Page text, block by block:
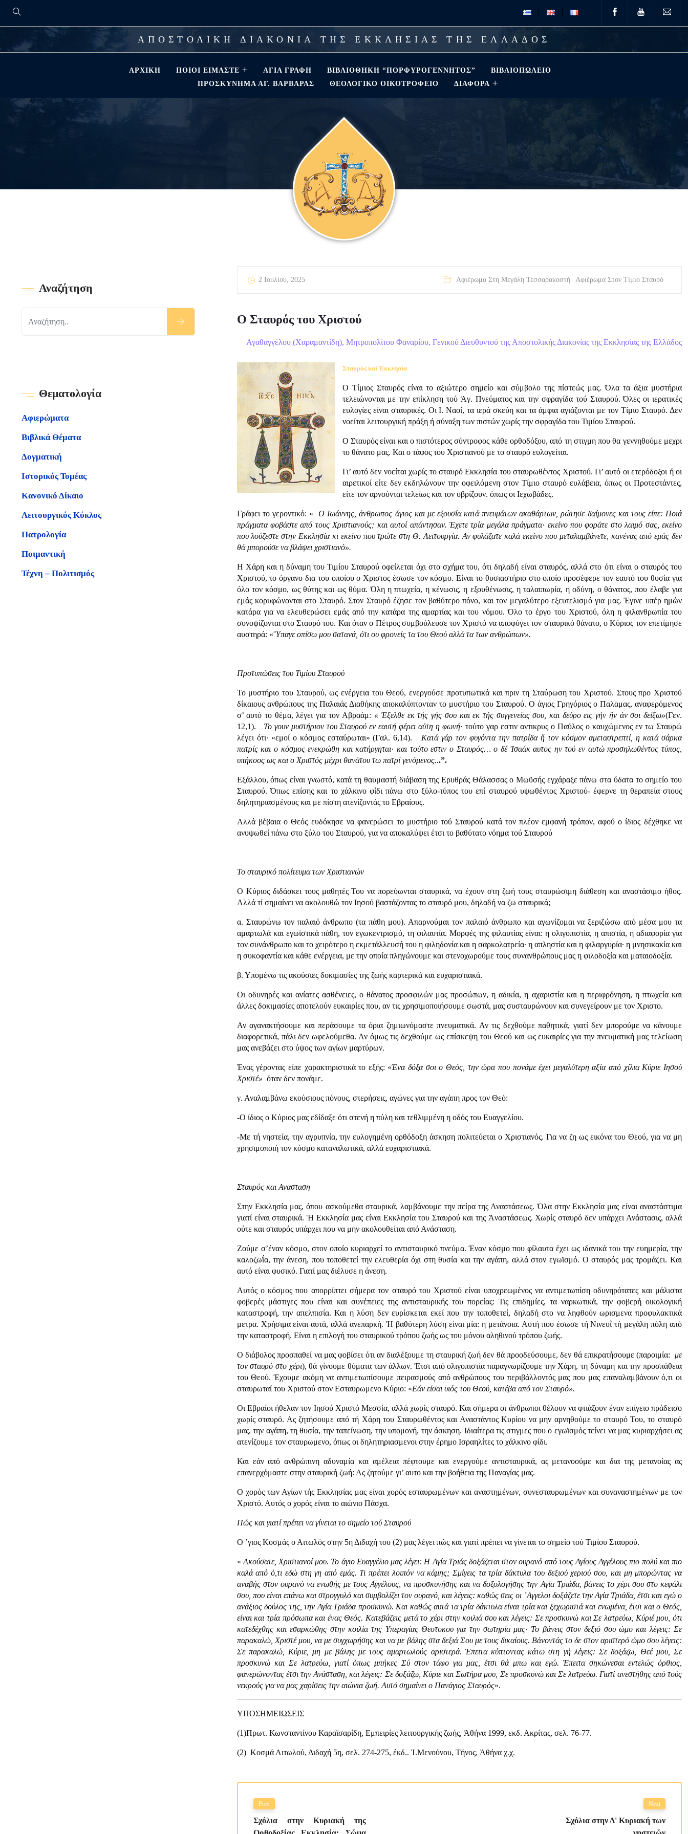
ΑΠΟΣΤΟΛΙΚΗ ΔΙΑΚΟΝΙΑ ΤΗΣ ΕΚΚΛΗΣΙΑΣ ΤΗΣ ΕΛΛΑΔΟΣ
ΑΡΧΙΚΉ ΠΟΙΟΊ ΕΊΜΑΣΤΕ ΑΓΊΑ ΓΡΑΦΉ ΒΙΒΛΙΟΘΗΚΗ “ΠΟΡΦΥΡΟΓΕΝΝΗΤΟΣ”
ΒΙΒΛΙΟΠΩΛΕΊΟ
ΠΡΟΣΚΎΝΗΜΑ ΑΓ. ΒΑΡΒΆΡΑΣ
ΘΕΟΛΟΓΙΚΌ ΟΙΚΟΤΡΟΦΕΊΟ ΔΙΑΦΟΡΑ
2 Ιουλίου, 2025 Αφιέρωμα Στη Μεγάλη Τεσσαρακοστή Αφιέρωμα Στον Τίμιο Σταυρό
Ο Σταυρός του Χριστού
Αγαθαγγέλου (Χαραμαντίδη), Μητροπολίτου Φαναρίου, Γενικού Διευθυντού της Αποστολικής Διακονίας της Εκκλησίας της Ελλάδος
Σταυρός καί Ἐκκλησία
Ο Τίμιος Σταυρός είναι το αξιώτερο σημείο και σύμβολο της πίστεώς μας. Όλα τα άξια μυστήρια
τελειώνονται με την επίκληση τού Ἀγ. Πνεύματος και την σφραγίδα τού Σταυρού. Όλες οι ιερατικές
ευλογίες είναι σταυρικές. Οι Ι. Ναοί, τα ιερά σκεύη και τα άμφια αγιάζονται με τον Τίμιο Σταυρό. Δεν
νοείται λειτουργική πράξη ή σύναξη των πιστών χωρίς την σφραγίδα του Τιμίου Σταυρού.
Ο Σταυρός είναι και ο πιστότερος σύντροφος κάθε ορθοδόξου, από τη στιγμη που θα γεννηθούμε μεχρι
το θάνατο μας. Και ο τάφος του Χριστιανού με το σταυρό ευλογείται.
Γι’ αυτό δεν νοείται χωρίς το σταυρό Εκκλησία του σταυρωθέντος Χριστού. Γι’ αυτό οι ετερόδοξοι ή οι
αιρετικοί είτε δεν εκδηλώνουν την οφειλόμενη στον Τίμιο σταυρό ευλάβεια, όπως οι Προτεστάντες,
είτε τον αρνούνται τελείως και τον υβρίζουν. όπως οι Ιεχωβάδες.
Γράφει το γεροντικό: «Ο Ιωάννης, άνθρωπος άγιος και με εξουσία κατά πνευμάτων ακαθάρτων, ρώτησε δαίμονες και τους είπε: Ποιά
πράγματα φοβάστε από τους Χριστιανούς; και αυτοί απάντησαν. Έχετε τρία μεγάλα πράγματα· εκείνο που φοράτε στο λαιμό σας, εκείνο
που λούζεστε στην Εκκλησία κι εκείνο που τρώτε στη Θ. Λειτουργία. Αν φυλάξατε καλά εκείνο που μεταλαμβάνετε, κανένας από εμάς δεν
θά μπορούσε να βλάψει χριστιανό».
Η Χάρη και η δύναμη του Τιμίου Σταυρού οφείλεται όχι στο σχήμα του, ότι δηλαδή είναι σταυρός, αλλά στο ότι είναι ο σταυρός του
Χριστού, το όργανο δια του οποίου ο Χριστος έσωσε τον κόσμο. Είναι το θυσιαστήριο στο οποίο προσέφερε τον εαυτό του θυσία για
όλο τον κόσμο, ως θύτης και ως θύμα. Όλη η πτωχεία, η κένωσις, η εξουθένωσις, η ταλαιπωρία, η οδύνη, ο θάνατος, που έλαβε για
εμάς κορυφώνονται στο Σταυρό. Στον Σταυρό έζησε τον βαθύτερο πόνο, και τον μεγαλύτερο εξευτελισμό για μας. Έγινε υπέρ ημών
κατάρα για να ελευθερώσει εμάς από την κατάρα της αμαρτίας και του νόμου. Όλο το έργο του Χριστού, όλη η φιλανθρωπία του
συνοψίζονται στο Σταυρό του. Και όταν ο Πέτρος συμβούλευσε τον Χριστό να αποφύγει τον σταυρικό θάνατο, ο Κύριος τον επετίμησε
αυστηρά: «Ὕπαγε οπίσω μου σατανά, ότι ου φρονείς τα του Θεού αλλά τα των ανθρώπων».
Προτυπώσεις του Τιμίου Σταυρού
Το μυστήριο του Σταυρού, ως ενέργεια του Θεού, ενεργούσε προτυπωτικά και πριν τη Σταύρωση του Χριστού. Στους προ Χριστού
δίκαιους ανθρώπους της Παλαιάς Διαθήκης αποκαλύπτονταν το μυστήριο του Σταυρού. Ο άγιος Γρηγόριος ο Παλαμας, αναφερόμενος
σ’ αυτό το θέμα, λέγει για τον Αβραάμ: « Έξελθε εκ τής γής σου και εκ τής συγγενείας σου, και δεύρο εις γήν ἥν άν σοι δείξω»(Γεν.
12,1).
Το γουν μυστήριον του Σταυρού εν εαυτή φέρει αύτη η φωνή· τούτο γαρ εστιν αντικρυς ο Παύλος ο καυχώμενος εν τω Σταυρώ
λέγει ότι· «εμοί ο κόσμος εσταύρωται» (Γαλ. 6,14).
Κατά γάρ τον φυγόντα την πατρίδα ἤ τον κόσμον αμεταστρεπτί, η κατά σάρκα
πατρίς και ο κόσμος ενεκρώθη και κατήργηται· και τούτο εστιν ο Σταυρός… ο δέ Ἰσαάκ αυτος ην τού εν αυτώ προσηλωθέντος τύπος,
υπήκοος ως και ο Χριστός μέχρι θανάτου τω πατρί γενόμενος...”.
Εξάλλου, όπως είναι γνωστό, κατά τη θαυμαστή διάβαση της Ερυθράς Θάλασσας ο Μωϋσής εγχάραξε πάνω στα ύδατα το σημείο του
Σταυρού. Όπως επίσης και το χάλκινο φίδι πάνω στο ξύλο-τύπος του επί σταυρού υψωθέντος Χριστού- έφερνε τη θεραπεία στους
δηλητηριασμένους και με πίστη ατενίζοντάς το Εβραίους.
Αλλά βέβαια ο Θεός ευδόκησε να φανερώσει το μυστήριο τού Σταυρού κατά τον πλέον εμφανή τρόπον, αφού ο ίδιος δέχθηκε να
ανυψωθεί πάνω στο ξύλο του Σταυρού, για να αποκαλύψει έτσι το βαθύτατο νόημα τού Σταυρού
Το σταυρικό πολίτευμα των Χριστιανών
Ο Κύριος διδάσκει τους μαθητές Του να πορεύωνται σταυρικά, να έχουν στη ζωή τους σταυρώσιμη διάθεση και αναστάσιμο ήθος.
Αλλά τί σημαίνει να ακολουθώ τον Ιησού βαστάζοντας το σταυρό μου, δηλαδή να ζω σταυρικά;
α. Σταυρώνω τον παλαιό άνθρωπο (τα πάθη μου). Απαρνούμαι τον παλαιό άνθρωπο και αγωνίζομαι να ξεριζώσω από μέσα μου τα
αμαρτωλά και εγωϊστικά πάθη, τον εγωκεντρισμό, τη φιλαυτία. Μορφές της φιλαυτίας είναι: η ολιγοπιστία, η απιστία, η αδιαφορία για
τον συνάνθρωπο και το χειρότερο η εκμετάλλευσή του η φιληδονία και η σαρκολατρεία· η απληστία και η φιλαργυρία· η μνησικακία και
η συκοφαντία και κάθε ενέργεια, με την οποία πληγώνουμε και στενοχωρούμε τους συνανθρώπους μας η φιλοδοξία και ματαιοδοξία.
β. Υπομένω τις ακούσιες δοκιμασίες της ζωής καρτερικά και ευχαριστιακά.
Οι οδυνηρές και ανίατες ασθένειες, ο θάνατος προσφιλών μας προσώπων, η αδικία, η αχαριστία και η περιφρόνηση, η πτωχεία και
άλλες δοκιμασίες αποτελούν ευκαιρίες που, αν τις χρησιμοποιήσουμε σωστά, μας συσταυρώνουν και συνεγείρουν με τον Χριστο.
Αν αγανακτήσουμε και περάσουμε τα όρια ζημιωνόμαστε πνευματικά. Αν τις δεχθούμε παθητικά, γιατί δεν μπορούμε να κάνουμε
διαφορετικά, πάλι δεν ωφελούμεθα. Αν όμως τις δεχθούμε ως επίσκεψη του Θεού και ως ευκαιρίες για την πνευματική μας τελείωση
μας ανεβάζει στο ύψος των αγίων μαρτύρων.
Ένας γέροντας είπε χαρακτηριστικά το εξής: «Ένα δόξα σοι ο Θεός, την ώρα που πονάμε έχει μεγαλύτερη αξία από χίλια Κύριε Ιησού
Χριστέ» όταν δεν πονάμε.
γ. Αναλαμβάνω εκούσιους πόνους, στερήσεις, αγώνες για την αγάπη προς τον Θεό:
-Ο ίδιος ο Κύριος μας εδίδαξε ότι στενή η πύλη και τεθλιμμένη η οδός του Ευαγγελίου.
-Με τή νηστεία, την αγρυπνία, την ευλογημένη ορθόδοξη άσκηση πολιτεύεται ο Χριστιανός. Για να ζη ως εικόνα του Θεού, για να μη
χρησιμοποιή τον κόσμο καταναλωτικά, αλλά ευχαριστιακά.
Σταυρός και Ανασταση
Στην Εκκλησία μας, όπου ασκούμεθα σταυρικά, λαμβάνουμε την πείρα της Αναστάσεως. Όλα στην Εκκλησία μας είναι αναστάστιμα
γιατί είναι σταυρικά. Ἡ Εκκλησία μας είναι Εκκλησία του Σταυρού και της Ἀναστάσεως. Χωρίς σταυρό δεν υπάρχει Ανάστασις, αλλά
ούτε και σταυρός υπάρχει που να μην ακολουθείται από Ανάσταση.
Ζούμε σ’έναν κόσμο, στον οποίο κυριαρχεί το αντισταυρικό πνεύμα. Έναν κόσμο που φίλαυτα έχει ως ιδανικά του την ευημερία, την
καλοζωΐα, την άνεση, που τοποθετεί την ελευθερία όχι στη θυσία και την αγάπη, αλλά στον εγωϊσμό. Ο σταυρός μας τρομάζει. Και
αυτό είναι φυσικό. Γιατί μας διέλυσε η άνεση.
Αυτός ο κόσμος που απορρίπτει σήμερα τον σταυρό του Χριστού είναι υποχρεωμένος να αντιμετωπίση οδυνηρότατες και μάλιστα
φοβερές μάστιγες που είναι και συνέπειες της αντισταυρικής του πορείας: Τις επιδημίες, τα ναρκωτικά, την φοβερή οικολογική
καταστροφή, την απελπισία. Και η λύση δεν ευρίσκεται εκεί που την τοποθετεί, δηλαδή στο να ληφθούν ωρισμενα προφυλακτικά
μετρα. Χρήσιμα είναι αυτά, αλλά ανεπαρκή. Ἡ βαθύτερη λύση είναι μία: η μετάνοια. Αυτή που έσωσε τή Νινευΐ τή μεγάλη πόλη από
την καταστροφή. Είναι η επιλογή του σταυρικού τρόπου ζωής ως του μόνου αληθινού τρόπου ζωής.
Ο διάβολος προσπαθεί να μας φοβίσει ότι αν διαλέξουμε τη σταυρική ζωή δεν θά προοδεύσουμε, δεν θά επικρατήσουμε (παροιμία: με
τον σταυρό στο χέρι), θά γίνουμε θύματα των άλλων. Έτσι από ολιγοπιστία παραγνωρίζουμε την Χάρη, τη δύναμη και την προσπάθεια
του Θεού. Έχουμε ακόμη να αντιμετωπίσουμε πειρασμούς από ανθρώπους του περιβάλλοντός μας που μας επαναλαμβάνουν ό,τι οι
σταυρωταί του Χριστού στον Εσταυρωμενο Κύριο: «Εάν είσαι υιός του Θεού, κατέβα από τον Σταυρό».
Οι Εβραίοι ήθελαν τον Ιησού Χριστό Μεσσία, αλλά χωρίς σταυρό. Και σήμερα οι άνθρωποι θέλουν να φτιάξουν έναν επίγειο πράδεισο
χωρίς σταυρό. Ας ζητήσουμε από τή Χάρη του Σταυρωθέντος και Αναστάντος Κυρίου να μην αρνηθούμε το σταυρό Του, το σταυρό
μας, την αγάπη, τη θυσία, την ταπείνωση, την υπομονή, την άσκηση. Ιδιαίτερα τις στιγμες που ο εγωϊσμός τείνει να μας κυριαρχήσει ας
ατενίζουμε τον σταυρωμενο, όπως οι δηλητηριασμενοι στην έρημο Ισραηλίτες το χάλκινο φίδι.
Και εάν από ανθρώπινη αδυναμία και αμέλεια πέφτουμε και ενεργούμε αντισταυρικά, ας μετανοούμε και δια της μετανοίας ας
επανερχόμαστε στην σταυρική ζωή: Ας ζητούμε γι’ αυτο και την βοήθεια της Παναγίας μας.
Ο χορός των Αγίων τής Εκκλησίας μας είναι χορός εσταυρωμένων και αναστημένων, συνεσταυρωμένων και συναναστημένων με τον
Χριστό. Αυτός ο χορός είναι το αιώνιο Πάσχα.
Πώς και γιατί πρέπει να γίνεται το σημείο τού Σταυρού
Ο ’γιος Κοσμάς ο Αιτωλός στην 5η Διδαχή του (2) μας λέγει πώς και γιατί πρέπει να γίνεται το σημείο τού Τιμίου Σταυρού.
« Ακούσατε, Χριστιανοί μου. Το άγιο Ευαγγέλιο μας λέγει: Η Αγία Τριάς δοξάζεται στον ουρανό από τους Αγίους Αγγέλους πιο πολύ και πιο
καλά από ό,τι εδώ στη γη από εμάς. Τι πρέπει λοιπόν να κάμης; Σμίγεις τα τρία δάκτυλα του δεξιού χεριού σου, και μη μπορώντας να
αναβής στον ουρανό να ενωθής με τους Αγγέλους, να προσκυνήσης και να δοξολογήσης την Αγία Τριάδα, βάνεις το χέρι σου στο κεφάλι
σου, που είναι επάνω και στρογγυλό και συμβολίζει τον ουρανό, και λέγεις: καθώς σεις οι ΄Αγγελοι δοξάζετε την Αγία Τριάδα, έτσι και εγώ ο
ανάξιος δούλος της, την Αγία Τριάδα προσκυνώ. Και καθώς αυτά τα τρία δάκτυλα είναι τρία και ξεχωριστά και ενωμένα, έτσι και ο Θεός,
είναι και τρία πρόσωπα και ένας Θεός. Κατεβάζεις μετά το χέρι στην κοιλιά σου και λέγεις: Σε προσκυνώ και Σε λατρεύω, Κύριέ μου, ότι
κατεδέχθης και εσαρκώθης στην κοιλία της Υπεραγίας Θεοτοκου για την σωτηρία μας· Το βάνεις στον δεξιό σου ώμο και λέγεις: Σε
παρακαλώ, Χριστέ μου, να με συγχωρήσης και να με βάλης στα δεξιά Σου με τους δικαίους. Βάνοντάς το δε στον αριστερό ώμο σου λέγεις:
Σε παρακαλώ, Κύριε, μη με βάλης με τους αμαρτωλούς αριστερά. Έπειτα κύπτοντας κάτω στη γή λέγεις: Σε δοξάζω, Θεέ μου, Σε
προσκυνώ και Σε λατρεύω, γιατί όπως μπήκες Σύ στον τάφο για μας, έτσι θά μπω και εγώ. Έπειτα σηκώνεσαι εντελώς όρθιος,
φανερώνοντας έτσι την Ανάσταση, και λέγεις: Σε δοξάζω, Κύριε και Σωτήρα μου, Σε προσκυνώ και Σε λατρεύω. Γιατί ανεστήθης από τούς
νεκρούς για να μας χαρίσεις την αιώνια ζωή. Αυτό σημαίνει ο Πανάγιος Σταυρός».
ΥΠΟΣΗΜΕΙΩΣΕΙΣ
(1)Πρωτ. Κωνσταντίνου Καραϊσαρίδη, Εμπειρίες λειτουργικής ζωής, Ἀθήνα 1999, εκδ. Ακρίτας, σελ. 76-77.
(2) Κοσμά Αιτωλού, Διδαχή 5η, σελ. 274-275, έκδ.. Ἰ.Μενούνου, Τήνος, Ἀθήνα χ.χ.
Prev
Σχόλια στην Κυριακή της
Next
Σχόλια στην Δ' Κυριακή των
Αναζήτηση
Θεματολογία
Αφιερώματα
Βιβλικά Θέματα
Δογματική
Ιστορικός Τομέας
Κανονικό Δίκαιο
Λειτουργικός Κύκλος
Πατρολογία
Ποιμαντική
Τέχνη – Πολιτισμός